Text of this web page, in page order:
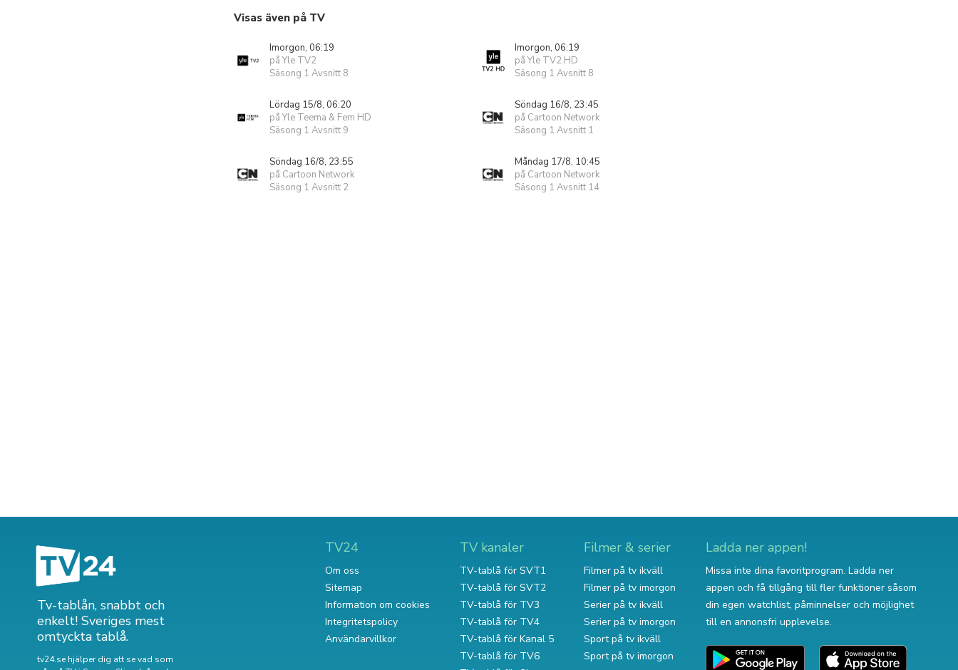
Visas även på TV
Imorgon, 06:19
på Yle TV2
Säsong 1 Avsnitt 8
Imorgon, 06:19
på Yle TV2 HD
Säsong 1 Avsnitt 8
Lördag 15/8, 06:20
på Yle Teema & Fem HD
Säsong 1 Avsnitt 9
Söndag 16/8, 23:45
på Cartoon Network
Säsong 1 Avsnitt 1
Söndag 16/8, 23:55
på Cartoon Network
Säsong 1 Avsnitt 2
Måndag 17/8, 10:45
på Cartoon Network
Säsong 1 Avsnitt 14
Tv-tablån, snabbt och
enkelt! Sveriges mest
omtyckta tablå.
tv24.se hjälper dig att se vad som
TV24
Om oss
Sitemap
Information om cookies
Integritetspolicy
Användarvillkor
TV kanaler
TV-tablå för SVT1
TV-tablå för SVT2
TV-tablå för TV3
TV-tablå för TV4
TV-tablå för Kanal 5
TV-tablå för TV6
Filmer & serier
Filmer på tv ikväll
Filmer på tv imorgon
Serier på tv ikväll
Serier på tv imorgon
Sport på tv ikväll
Sport på tv imorgon
Ladda ner appen!
Missa inte dina favoritprogram. Ladda ner
appen och få tillgång till fler funktioner såsom
din egen watchlist, påminnelser och möjlighet
till en annonsfri upplevelse.